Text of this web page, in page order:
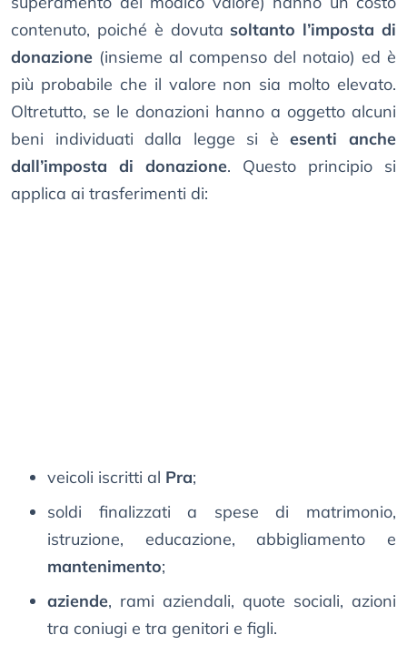
contenuto, poiché è dovuta soltanto l’imposta di
donazione (insieme al compenso del notaio) ed è
più probabile che il valore non sia molto elevato.
Oltretutto, se le donazioni hanno a oggetto alcuni
beni individuati dalla legge si èesenti anche
dall’imposta di donazione. Questo principio si
applica ai trasferimenti di:
veicoli iscritti al Pra;
soldi finalizzati a spese di matrimonio,
istruzione, educazione, abbigliamento e
mantenimento;
aziende, rami aziendali, quote sociali, azioni
tra coniugi e tra genitori e figli.